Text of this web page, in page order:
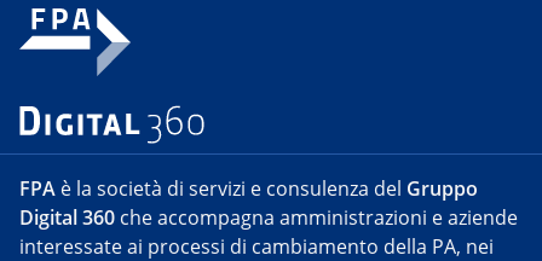
FPA è la società di servizi e consulenza del Gruppo
Digital 360 che accompagna amministrazioni e aziende
interessate ai processi di cambiamento della PA, nei